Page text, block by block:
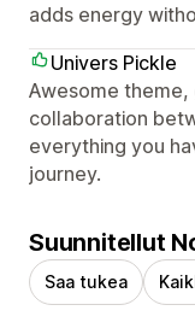
adds energy
Univers Pickle
Awesome
collaboration
everything you
journey.
Suunnitellut
Saa tukea